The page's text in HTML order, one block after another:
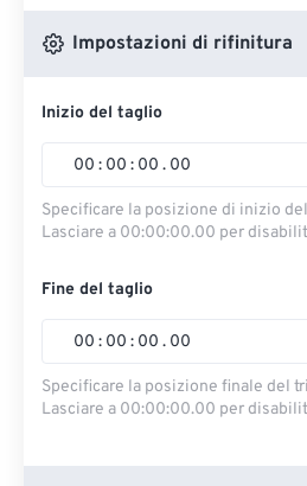
Impostazioni di rifinitura
Inizio del taglio
00 : 00 : 00 . 00
Specificare la posizione di inizio del
Lasciare a 00:00:00.00 per
Fine del taglio
00 : 00 : 00 . 00
Specificare la posizione finale del
Lasciare a 00:00:00.00 per